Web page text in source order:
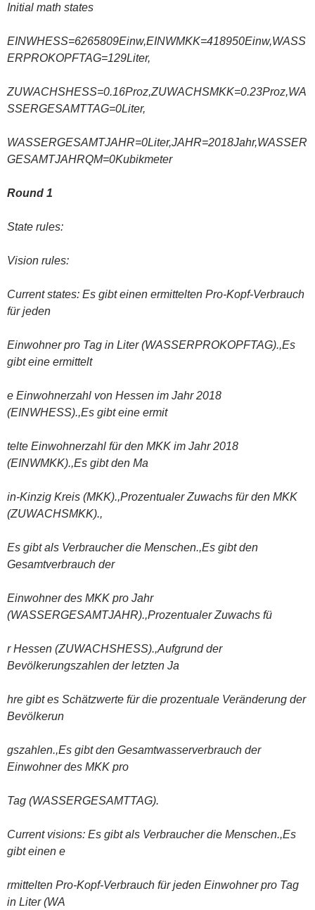
Initial math states
EINWHESS=6265809Einw,EINWMKK=418950Einw,WASS
ERPROKOPFTAG=129Liter,
ZUWACHSHESS=0.16Proz,ZUWACHSMKK=0.23Proz,WA
SSERGESAMTTAG=0Liter,
WASSERGESAMTJAHR=0Liter,JAHR=2018Jahr,WASSER
GESAMTJAHRQM=0Kubikmeter
Round 1
State rules:
Vision rules:
Current states: Es gibt einen ermittelten Pro-Kopf-Verbrauch
für jeden
Einwohner pro Tag in Liter (WASSERPROKOPFTAG).,Es
gibt eine ermittelt
e Einwohnerzahl von Hessen im Jahr 2018
(EINWHESS).,Es gibt eine ermit
telte Einwohnerzahl für den MKK im Jahr 2018
(EINWMKK).,Es gibt den Ma
in-Kinzig Kreis (MKK).,Prozentualer Zuwachs für den MKK
(ZUWACHSMKK).,
Es gibt als Verbraucher die Menschen.,Es gibt den
Gesamtverbrauch der
Einwohner des MKK pro Jahr
(WASSERGESAMTJAHR).,Prozentualer Zuwachs fü
r Hessen (ZUWACHSHESS).,Aufgrund der
Bevölkerungszahlen der letzten Ja
hre gibt es Schätzwerte für die prozentuale Veränderung der
Bevölkerun
gszahlen.,Es gibt den Gesamtwasserverbrauch der
Einwohner des MKK pro
Tag (WASSERGESAMTTAG).
Current visions: Es gibt als Verbraucher die Menschen.,Es
gibt einen e
rmittelten Pro-Kopf-Verbrauch für jeden Einwohner pro Tag
in Liter (WA